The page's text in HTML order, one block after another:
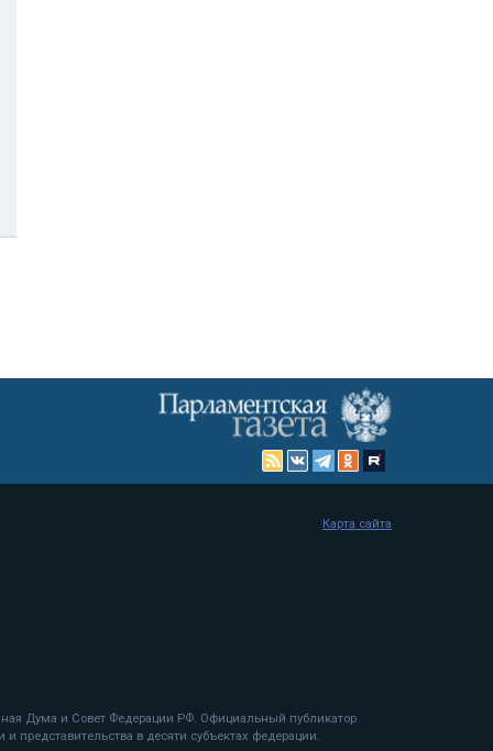
Дума и Совет Федерации РФ. Официальный публикатор
представительства в десяти субъектах федерации.
Карта сайта